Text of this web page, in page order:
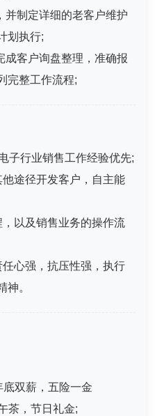
并制定详细的老客户维护
划执行;
成客户询盘整理，准确报
完整工作流程;
子行业销售工作经验优先;
途径开发客户，自主能
以及销售业务的操作流
心强，抗压性强，执行
神。
双薪，五险一金
茶，节日礼金;